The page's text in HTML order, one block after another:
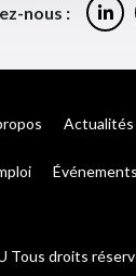
nous :
Actualités
Événements
Tous droits